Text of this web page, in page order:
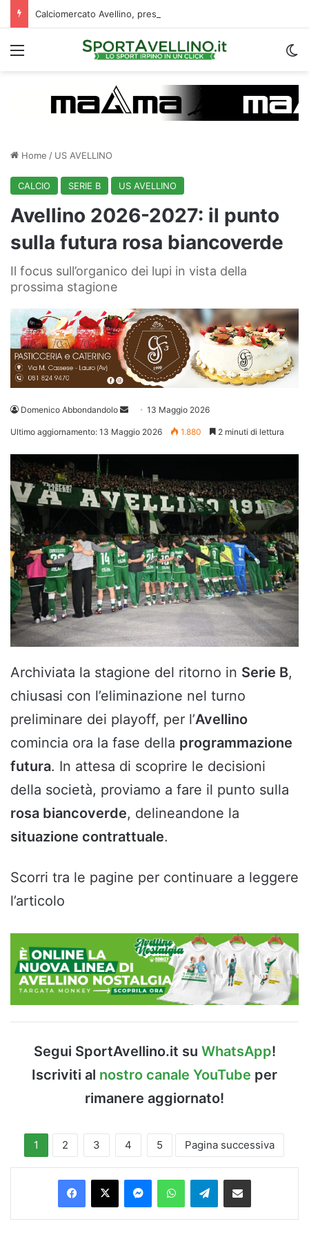
Menu
Home / US AVELLINO
CALCIO SERIE B US AVELLINO
Avellino 2026-2027: il punto
sulla futura rosa biancoverde
Il focus sull’organico dei lupi in vista della
prossima stagione
Domenico Abbondandolo
Invia 13 Maggio 2026
Ultimo aggiornamento: 13 Maggio 2026 1.880 2 minuti di lettura
Archiviata la stagione del ritorno in Serie B,
chiusasi con l’eliminazione nel turno
preliminare dei playoff, per l’Avellino
comincia ora la fase della programmazione
futura. In attesa di scoprire le decisioni
della società, proviamo a fare il punto sulla
rosa biancoverde, delineandone la
situazione contrattuale.
Scorri tra le pagine per continuare a leggere
l’articolo
Segui SportAvellino.it su WhatsApp!
Iscriviti al nostro canale YouTube per
rimanere aggiornato!
1 2 3 4 5 Pagina successiva
Facebook
X MessengerWhatsAppTelegramCondividi via Email